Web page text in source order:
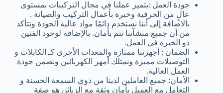
جودة العمل :يتميز عملنا في مجال التركيبات بمستوى
عالٍ من الحرفية وخبرة بأعمال التركيب والصيانة .
بالاضافة إلى أننا نستخدم دائمًا مواد عالية الجودة ونتأكد
من أن جميع منشآتنا تتم بأمان. بالإضافة لوجود الفنين
ذو الخبرة في العمل.
الضمان : أجهزتنا ممتازة والمعدات الأخرى كـ الكابلات و
التوصيلات مميزة ونمتلك أمهر الكهربائين ونضمن جودة
العمل العالية.
الأمان: جميع العاملين لدينا من ذوي السمعة الحسنة و
التعامل مع العميل بأمان وثقة مع الزبائن هو صفة